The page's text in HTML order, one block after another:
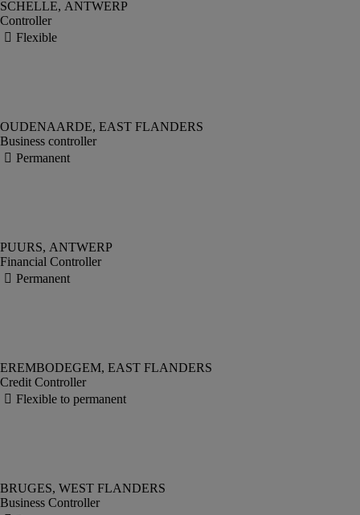
Controller
Business controller
Financial Controller
Credit Controller
Business Controller